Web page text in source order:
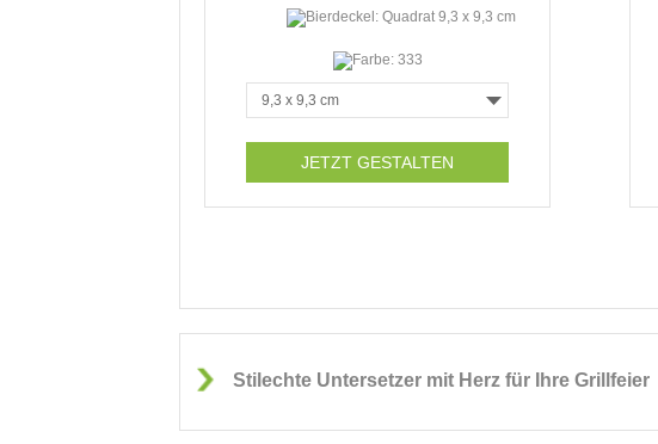
JETZT GESTALTEN
Stilechte Untersetzer mit Herz für Ihre Grillfeier